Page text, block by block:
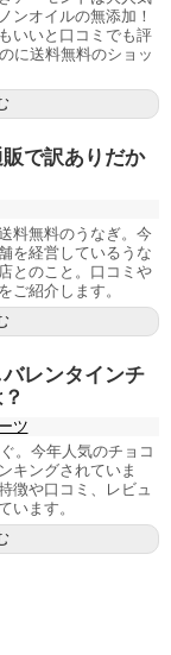
ンオイルの無添加！
いいと口コミでも評
に送料無料のショッ
で訳ありだか
料無料のうなぎ。今
を経営しているうな
とのこと。口コミや
ご紹介します。
レンタインチ
ツ
。今年人気のチョコ
キングされていま
徴や口コミ、レビュ
います。